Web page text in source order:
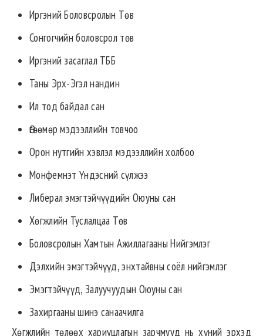
Иргэний Боловсролын Төв
Сонгогчийн боловсрол төв
Иргэний засаглал ТББ
Таны Эрх-Эгэл нандин
Ил тод байдал сан
Өгөөмөр мэдээллийн товчоо
Орон нутгийн хэвлэл мэдээллийн холбоо
Монфемнэт Үндэсний сүлжээ
Либерал эмэгтэйчүүдийн Оюуны сан
Хөгжлийн Туслалцаа Төв
Боловсролын Хамтын Ажиллагааны Нийгэмлэг
Дэлхийн эмэгтэйчүүд, энхтайвны соёл нийгэмлэг
Эмэгтэйчүүд, Залуучуудын Оюуны сан
Захиргааны шинэ санаачилга
Хөгжлийн төлөөх хариуцлагын зарчмууд нь хүний эрхэд